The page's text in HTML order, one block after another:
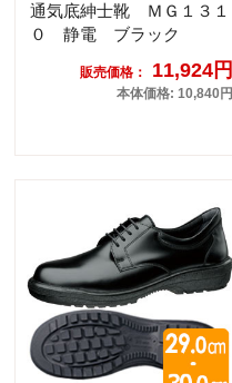
通気底紳士靴 ＭＧ１３１
０ 静電 ブラック
販売価格： 11,924円
本体価格: 10,840円